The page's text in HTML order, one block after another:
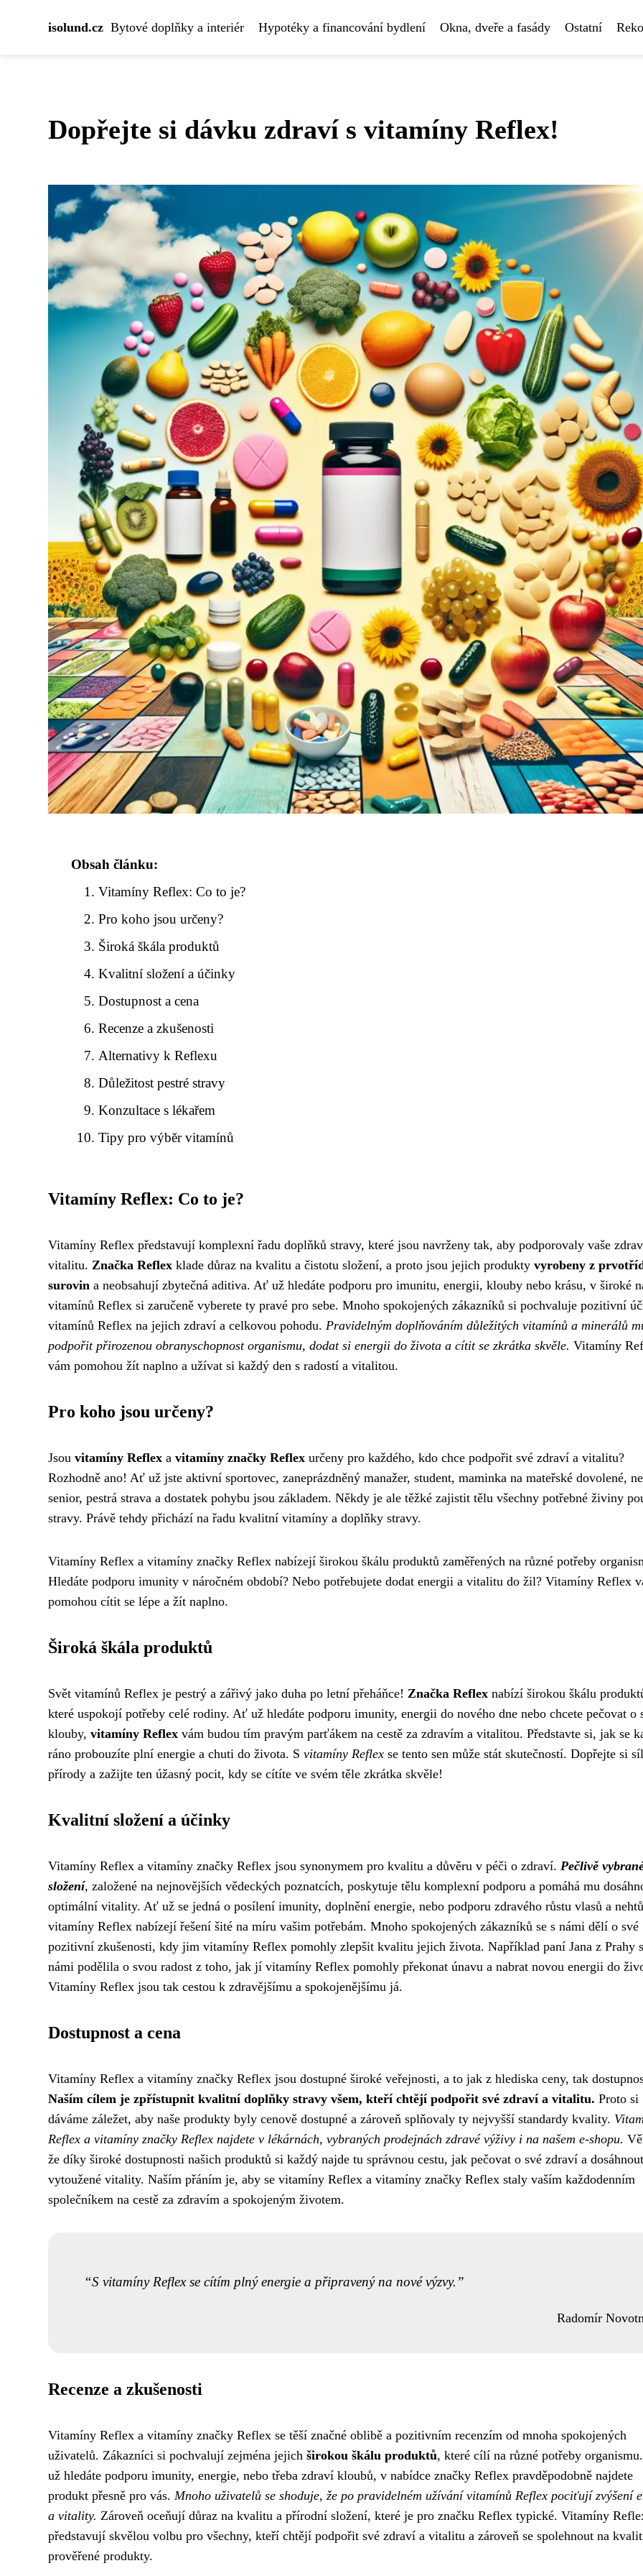
isolund.cz Bytové doplňky a interiér Hypotéky a financování bydlení Okna, dveře a fasády Ostatní
Dopřejte si dávku zdraví s vitamíny Reflex!
Obsah článku:
Vitamíny Reflex: Co to je?
Pro koho jsou určeny?
Široká škála produktů
Kvalitní složení a účinky
Dostupnost a cena
Recenze a zkušenosti
Alternativy k Reflexu
Důležitost pestré stravy
Konzultace s lékařem
Tipy pro výběr vitamínů
Vitamíny Reflex: Co to je?
Vitamíny Reflex představují komplexní řadu doplňků stravy, které jsou navrženy tak, aby podporovaly vaše
vitalitu. Značka Reflex klade důraz na kvalitu a čistotu složení, a proto jsou jejich produkty vyrobeny z
surovin a neobsahují zbytečná aditiva. Ať už hledáte podporu pro imunitu, energii, klouby nebo krásu, v široké
vitamínů Reflex si zaručeně vyberete ty pravé pro sebe. Mnoho spokojených zákazníků si pochvaluje pozitivní
vitamínů Reflex na jejich zdraví a celkovou pohodu. Pravidelným doplňováním důležitých vitamínů a minerálů
podpořit přirozenou obranyschopnost organismu, dodat si energii do života a cítit se zkrátka skvěle. Vitamíny
vám pomohou žít naplno a užívat si každý den s radostí a vitalitou.
Pro koho jsou určeny?
Jsou vitamíny Reflex a vitamíny značky Reflex určeny pro každého, kdo chce podpořit své zdraví a vitalitu?
Rozhodně ano! Ať už jste aktivní sportovec, zaneprázdněný manažer, student, maminka na mateřské dovolené,
senior, pestrá strava a dostatek pohybu jsou základem. Někdy je ale těžké zajistit tělu všechny potřebné živiny
stravy. Právě tehdy přichází na řadu kvalitní vitamíny a doplňky stravy.
Vitamíny Reflex a vitamíny značky Reflex nabízejí širokou škálu produktů zaměřených na různé potřeby
Hledáte podporu imunity v náročném období? Nebo potřebujete dodat energii a vitalitu do žil? Vitamíny Reflex
pomohou cítit se lépe a žít naplno.
Široká škála produktů
Svět vitamínů Reflex je pestrý a zářivý jako duha po letní přeháňce! Značka Reflex nabízí širokou škálu
které uspokojí potřeby celé rodiny. Ať už hledáte podporu imunity, energii do nového dne nebo chcete pečovat o
klouby, vitamíny Reflex vám budou tím pravým parťákem na cestě za zdravím a vitalitou. Představte si, jak se
ráno probouzíte plní energie a chuti do života. S vitamíny Reflex se tento sen může stát skutečností. Dopřejte si
přírody a zažijte ten úžasný pocit, kdy se cítíte ve svém těle zkrátka skvěle!
Kvalitní složení a účinky
Vitamíny Reflex a vitamíny značky Reflex jsou synonymem pro kvalitu a důvěru v péči o zdraví. Pečlivě
složení, založené na nejnovějších vědeckých poznatcích, poskytuje tělu komplexní podporu a pomáhá mu
optimální vitality. Ať už se jedná o posílení imunity, doplnění energie, nebo podporu zdravého růstu vlasů a
vitamíny Reflex nabízejí řešení šité na míru vašim potřebám. Mnoho spokojených zákazníků se s námi dělí o své
pozitivní zkušenosti, kdy jim vitamíny Reflex pomohly zlepšit kvalitu jejich života. Například paní Jana z Prahy
námi podělila o svou radost z toho, jak jí vitamíny Reflex pomohly překonat únavu a nabrat novou energii do
Vitamíny Reflex jsou tak cestou k zdravějšímu a spokojenějšímu já.
Dostupnost a cena
Vitamíny Reflex a vitamíny značky Reflex jsou dostupné široké veřejnosti, a to jak z hlediska ceny, tak
Naším cílem je zpřístupnit kvalitní doplňky stravy všem, kteří chtějí podpořit své zdraví a vitalitu. Proto si
dáváme záležet, aby naše produkty byly cenově dostupné a zároveň splňovaly ty nejvyšší standardy kvality.
Reflex a vitamíny značky Reflex najdete v lékárnách, vybraných prodejnách zdravé výživy i na našem e-shopu.
že díky široké dostupnosti našich produktů si každý najde tu správnou cestu, jak pečovat o své zdraví a dosáhnout
vytoužené vitality. Naším přáním je, aby se vitamíny Reflex a vitamíny značky Reflex staly vaším každodenním
společníkem na cestě za zdravím a spokojeným životem.
S vitamíny Reflex se cítím plný energie a připravený na nové výzvy.
Radomír
Recenze a zkušenosti
Vitamíny Reflex a vitamíny značky Reflex se těší značné oblibě a pozitivním recenzím od mnoha spokojených
uživatelů. Zákazníci si pochvalují zejména jejich širokou škálu produktů, které cílí na různé potřeby
už hledáte podporu imunity, energie, nebo třeba zdraví kloubů, v nabídce značky Reflex pravděpodobně najdete
produkt přesně pro vás. Mnoho uživatelů se shoduje, že po pravidelném užívání vitamínů Reflex pociťují zvýšení
a vitality. Zároveň oceňují důraz na kvalitu a přírodní složení, které je pro značku Reflex typické. Vitamíny
představují skvělou volbu pro všechny, kteří chtějí podpořit své zdraví a vitalitu a zároveň se spolehnout na
prověřené produkty.